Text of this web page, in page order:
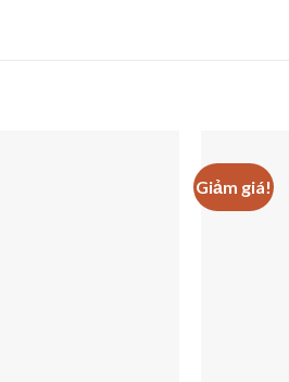
Giảm giá!